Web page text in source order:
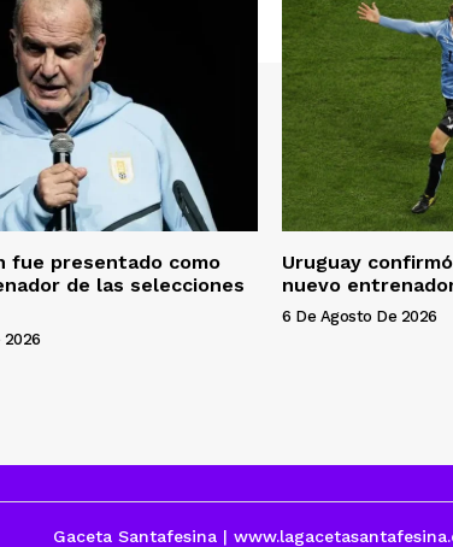
fue presentado como
de las selecciones
2026
Uruguay
nuevo
6 De Agosto De 2026
Gaceta Santafesina |